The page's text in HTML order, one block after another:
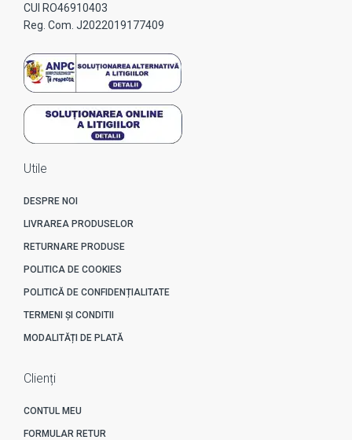
CUI RO46910403
Reg. Com. J2022019177409
Utile
DESPRE NOI
LIVRAREA PRODUSELOR
RETURNARE PRODUSE
POLITICA DE COOKIES
POLITICĂ DE CONFIDENȚIALITATE
TERMENI ȘI CONDITII
MODALITĂȚI DE PLATĂ
Clienți
CONTUL MEU
FORMULAR RETUR